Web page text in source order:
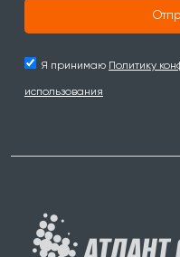
Я принимаю Политику
использования